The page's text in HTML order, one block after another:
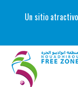
Un sitio